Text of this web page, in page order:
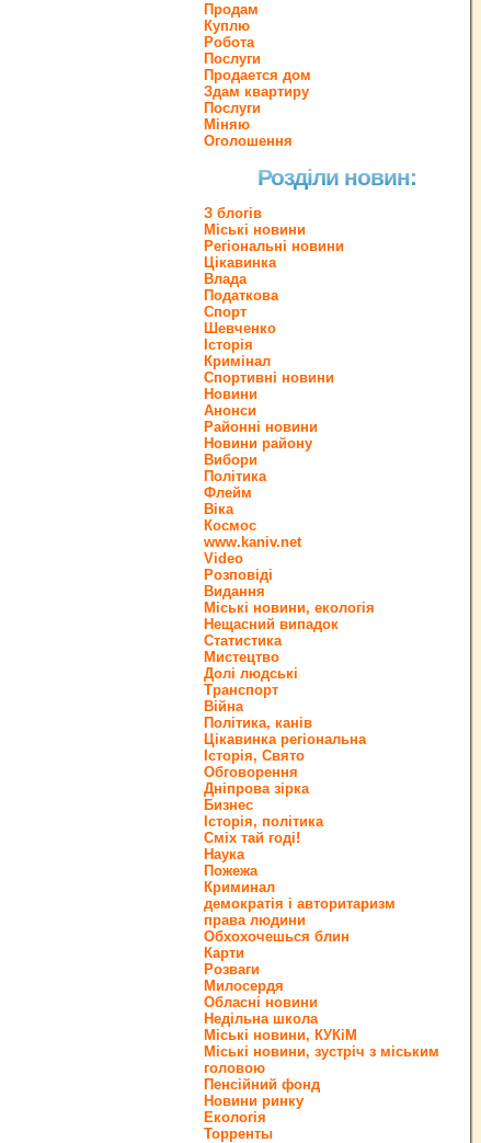
Продам
Куплю
Робота
Послуги
Продается дом
Здам квартиру
Послуги
Міняю
Оголошення
Розділи новин:
З блогів
Міські новини
Регіональні новини
Цікавинка
Влада
Податкова
Спорт
Шевченко
Історія
Кримінал
Спортивні новини
Новини
Анонси
Районні новини
Новини району
Вибори
Політика
Флейм
Віка
Космос
www.kaniv.net
Video
Розповіді
Видання
Міські новини, екологія
Нещасний випадок
Статистика
Мистецтво
Долі людські
Транспорт
Війна
Політика, канів
Цікавинка регіональна
Історія, Свято
Обговорення
Дніпрова зірка
Бизнес
Історія, політика
Сміх тай годі!
Наука
Пожежа
Криминал
демократія і авторитаризм
права людини
Обхохочешься блин
Карти
Розваги
Милосердя
Обласні новини
Недільна школа
Міські новини, КУКіМ
Міські новини, зустріч з міським
головою
Пенсійний фонд
Новини ринку
Екологія
Торренты